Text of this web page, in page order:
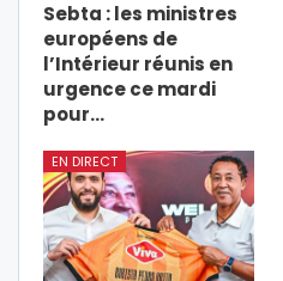
Sebta : les ministres
européens de
l’Intérieur réunis en
urgence ce mardi
pour…
EN DIRECT